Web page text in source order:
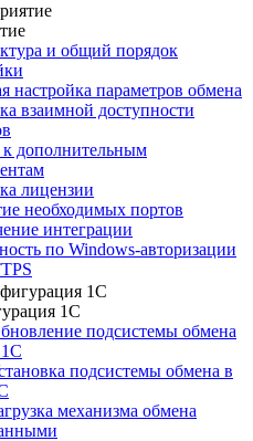
и общий порядок
настройка параметров обмена
взаимной доступности
к дополнительным
лицензии
необходимых портов
интеграции
по Windows-авторизации
1С
1С
подсистемы обмена
подсистемы обмена в
механизма обмена